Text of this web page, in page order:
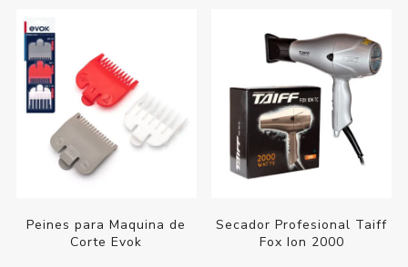
Peines para Maquina de
Corte Evok
Secador Profesional Taiff
Fox Ion 2000